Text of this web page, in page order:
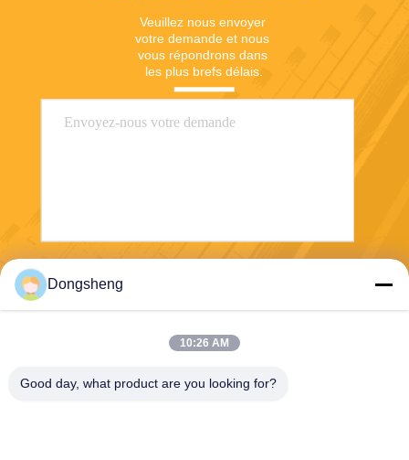
Veuillez nous envoyer
votre demande et nous
vous répondrons dans
les plus brefs délais.
Dongsheng
10:26 AM
Good day, what product are you looking for?